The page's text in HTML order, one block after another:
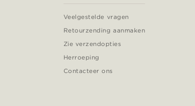
Veelgestelde vragen
Retourzending aanmaken
Zie verzendopties
Herroeping
Contacteer ons